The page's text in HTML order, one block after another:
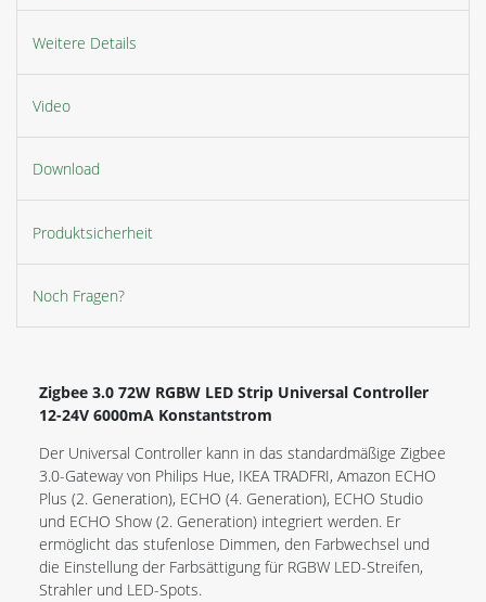
Weitere Details
Video
Download
Produktsicherheit
Noch Fragen?
Zigbee 3.0 72W RGBW LED Strip Universal Controller
12-24V 6000mA Konstantstrom
Der Universal Controller kann in das standardmäßige Zigbee
3.0-Gateway von Philips Hue, IKEA TRADFRI, Amazon ECHO
Plus (2. Generation), ECHO (4. Generation), ECHO Studio
und ECHO Show (2. Generation) integriert werden. Er
ermöglicht das stufenlose Dimmen, den Farbwechsel und
die Einstellung der Farbsättigung für RGBW LED-Streifen,
Strahler und LED-Spots.